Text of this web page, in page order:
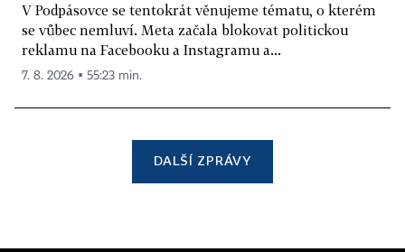
V Podpásovce se tentokrát věnujeme tématu, o kterém
se vůbec nemluví. Meta začala blokovat politickou
reklamu na Facebooku a Instagramu a...
7. 8. 2026 ▪ 55:23 min.
DALŠÍ ZPRÁVY